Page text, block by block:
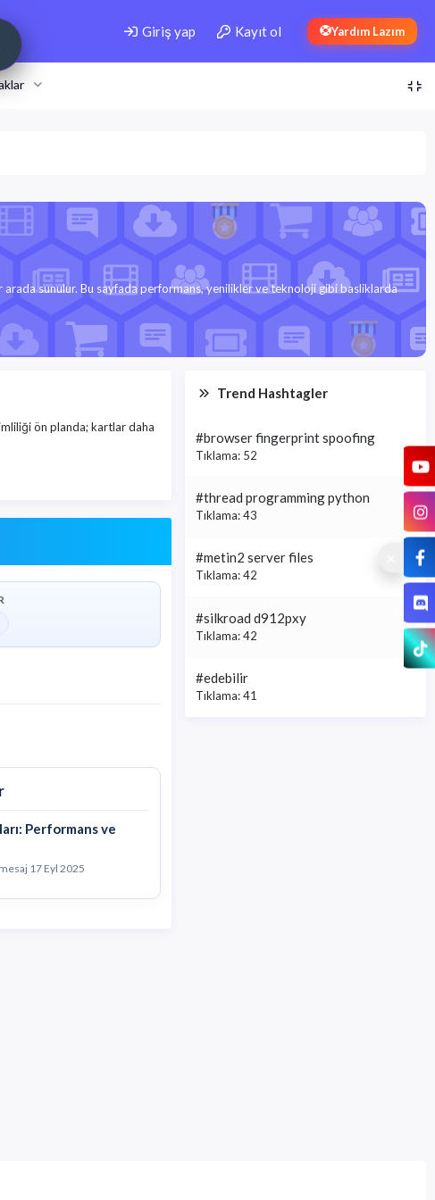
Giriş yap Kayıt ol Yardım Lazım
sunulur. Bu sayfada performans, yenilikler ve teknoloji gibi basliklarda
ön planda; kartlar daha
Performans ve
17 Eyl 2025
Trend Hashtagler
#browser fingerprint spoofing
Tıklama: 52
#thread programming python
Tıklama: 43
#metin2 server files
Tıklama: 42
#silkroad d912pxy
Tıklama: 42
#edebilir
Tıklama: 41